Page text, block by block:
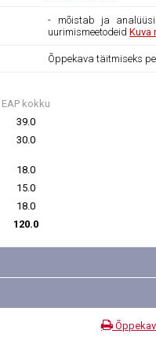
- mõistab ja
uurimismeetodeid Kuva
Õppekava täitmiseks
EAP kokku
39.0
30.0
18.0
15.0
18.0
120.0